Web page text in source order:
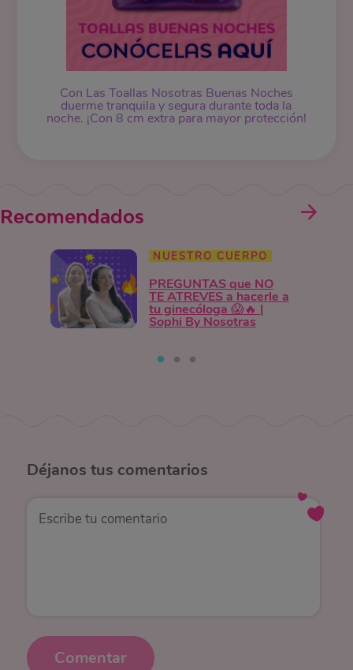
Con Las Toallas Nosotras Buenas Noches
duerme tranquila y segura durante toda la
noche. ¡Con 8 cm extra para mayor protección!
Recomendados
NUESTRO CUERPO
PREGUNTAS que NO
TE ATREVES a hacerle a
tu ginecóloga 😱🔥 |
Sophi By Nosotras
Déjanos tus comentarios
Comentar